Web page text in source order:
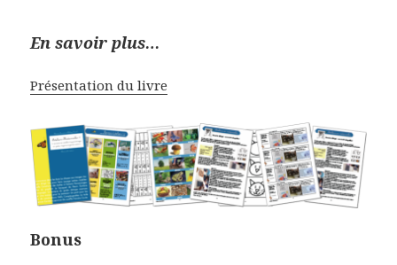
En savoir plus…
Présentation du livre
Bonus